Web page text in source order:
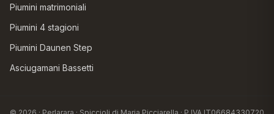
Piumini matrimoniali
Piumini 4 stagioni
Piumini Daunen Step
Asciugamani Bassetti